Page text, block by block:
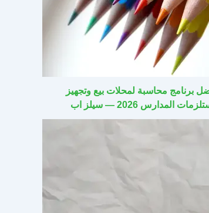
برنامج محاسبة لمحلات بيع وتجهيز
المدارس 2026 — سيلز اب